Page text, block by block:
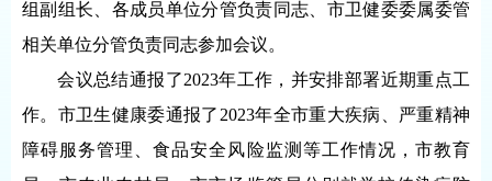
组副组长、各成员单位分管负责同志、市卫健委委属委管
相关单位分管负责同志参加会议。
会议总结通报了2023年工作，并安排部署近期重点工
作。市卫生健康委通报了2023年全市重大疾病、严重精神
障碍服务管理、食品安全风险监测等工作情况，市教育